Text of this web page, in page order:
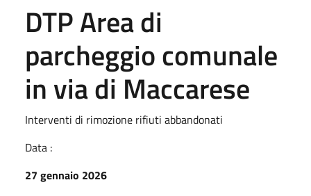
DTP Area di
parcheggio comunale
in via di Maccarese
Interventi di rimozione rifiuti abbandonati
Data :
27 gennaio 2026